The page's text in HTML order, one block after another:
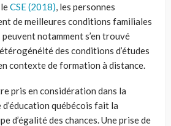
CSE (2018), les personnes
de meilleures conditions familiales
notamment s’en trouvé
des conditions d’études
contexte de formation à distance.
pris en considération dans la
québécois fait la
d’égalité des chances. Une prise de